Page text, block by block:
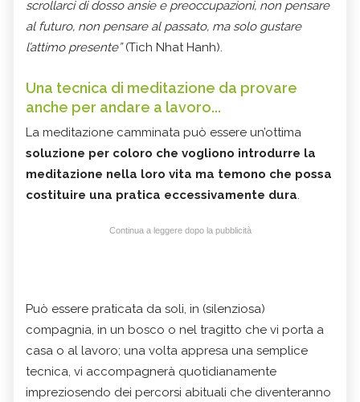
scrollarci di dosso ansie e preoccupazioni, non pensare
al futuro, non pensare al passato, ma solo gustare
l’attimo presente”(Tich Nhat Hanh).
Una tecnica di meditazione da provare
anche per andare a lavoro...
La meditazione camminata può essere un’ottima
soluzione per coloro che vogliono introdurre la
meditazione nella loro vita ma temono che possa
costituire una pratica eccessivamente dura.
Continua a leggere dopo la pubblicità
Può essere praticata da soli, in (silenziosa)
compagnia, in un bosco o nel tragitto che vi porta a
casa o al lavoro; una volta appresa una semplice
tecnica, vi accompagnerà quotidianamente
impreziosendo dei percorsi abituali che diventeranno